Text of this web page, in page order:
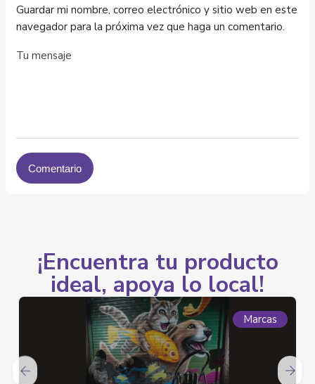
Guardar mi nombre, correo electrónico y sitio web en este
navegador para la próxima vez que haga un comentario.
¡Encuentra tu producto
ideal, apoya lo local!